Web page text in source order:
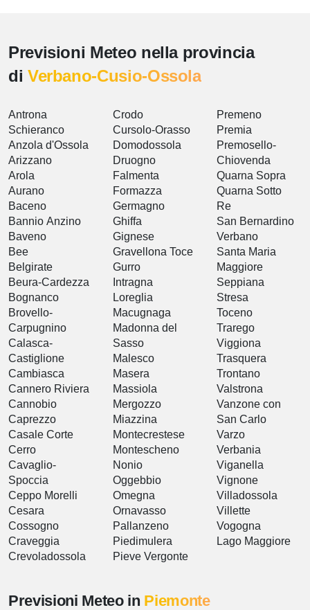
Previsioni Meteo nella provincia
di Verbano-Cusio-Ossola
Antrona
Schieranco
Anzola d'Ossola
Arizzano
Arola
Aurano
Baceno
Bannio Anzino
Baveno
Bee
Belgirate
Beura-Cardezza
Bognanco
Brovello-
Carpugnino
Calasca-
Castiglione
Cambiasca
Cannero Riviera
Cannobio
Caprezzo
Casale Corte
Cerro
Cavaglio-
Spoccia
Ceppo Morelli
Cesara
Cossogno
Craveggia
Crevoladossola
Crodo
Cursolo-Orasso
Domodossola
Druogno
Falmenta
Formazza
Germagno
Ghiffa
Gignese
Gravellona Toce
Gurro
Intragna
Loreglia
Macugnaga
Madonna del
Sasso
Malesco
Masera
Massiola
Mergozzo
Miazzina
Montecrestese
Montescheno
Nonio
Oggebbio
Omegna
Ornavasso
Pallanzeno
Piedimulera
Pieve Vergonte
Premeno
Premia
Premosello-
Chiovenda
Quarna Sopra
Quarna Sotto
Re
San Bernardino
Verbano
Santa Maria
Maggiore
Seppiana
Stresa
Toceno
Trarego
Viggiona
Trasquera
Trontano
Valstrona
Vanzone con
San Carlo
Varzo
Verbania
Viganella
Vignone
Villadossola
Villette
Vogogna
Lago Maggiore
Previsioni Meteo in Piemonte